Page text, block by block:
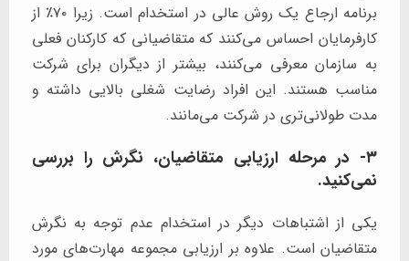
برنامه ارجاع یک روش عالی در استخدام است. زیرا ۷۰٪ از
کارفرمایان احساس می‌کنند که متقاضیانی که کارکنان فعلی
به سازمان معرفی می‌کنند، بیشتر از دیگران برای شرکت
مناسب هستند. این افراد رضایت شغلی بالایی داشته و
مدت طولانی‌تری در شرکت می‌مانند.
۳- در مرحله ارزیابی متقاضیان، نگرش را بررسی
نمی‌کنید.
یکی از اشتباهات دیگر در استخدام عدم توجه به نگرش
متقاضیان است. علاوه بر ارزیابی مجموعه مهارت‌های مورد